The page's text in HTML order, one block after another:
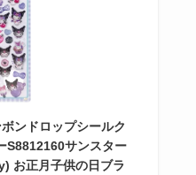
ンドロップシールク
S8812160サンスター
お正月子供の日ブラ